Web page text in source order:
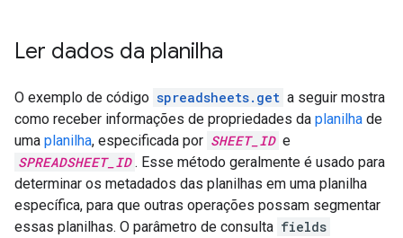
Ler dados da planilha
O exemplo de código spreadsheets.get a seguir mostra
como receber informações de propriedades da planilha de
uma planilha, especificada por SHEET_ID e
SPREADSHEET_ID . Esse método geralmente é usado para
determinar os metadados das planilhas em uma planilha
específica, para que outras operações possam segmentar
essas planilhas. O parâmetro de consulta fields